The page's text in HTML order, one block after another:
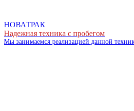
НОВАТРАК
Надежная техника с пробегом
Мы занимаемся реализацией данной